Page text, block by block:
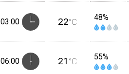
03:00 22°C 48%
06:00 21 °C 55%